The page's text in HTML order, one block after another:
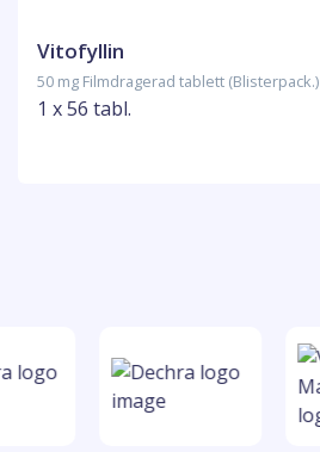
Vitofyllin
50 mg Filmdragerad tablett (Blisterpack.)
1 x 56 tabl.